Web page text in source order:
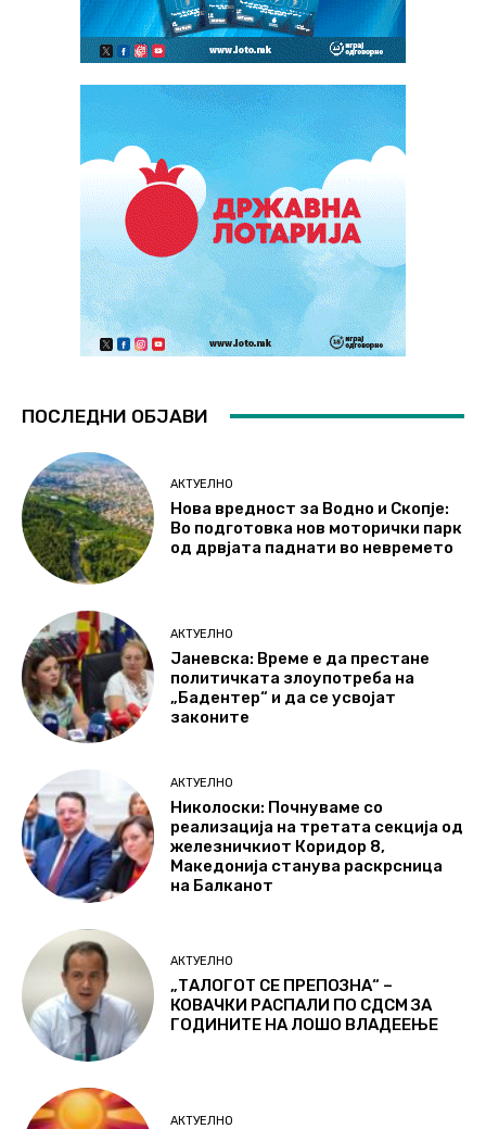
ПОСЛЕДНИ ОБЈАВИ
АКТУЕЛНО
Нова вредност за Водно и Скопје:
Во подготовка нов моторички парк
од дрвјата паднати во невремето
АКТУЕЛНО
Јаневска: Време е да престане
политичката злоупотреба на
„Бадентер“ и да се усвојат
законите
АКТУЕЛНО
Николоски: Почнуваме со
реализација на третата секција од
железничкиот Коридор 8,
Македонија станува раскрсница
на Балканот
АКТУЕЛНО
„ТАЛОГОТ СЕ ПРЕПОЗНА“ –
КОВАЧКИ РАСПАЛИ ПО СДСМ ЗА
ГОДИНИТЕ НА ЛОШО ВЛАДЕЕЊЕ
АКТУЕЛНО